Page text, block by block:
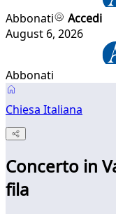
Abbonati
Accedi
August 6, 2026
Abbonati
Chiesa Italiana
Concerto in
fila